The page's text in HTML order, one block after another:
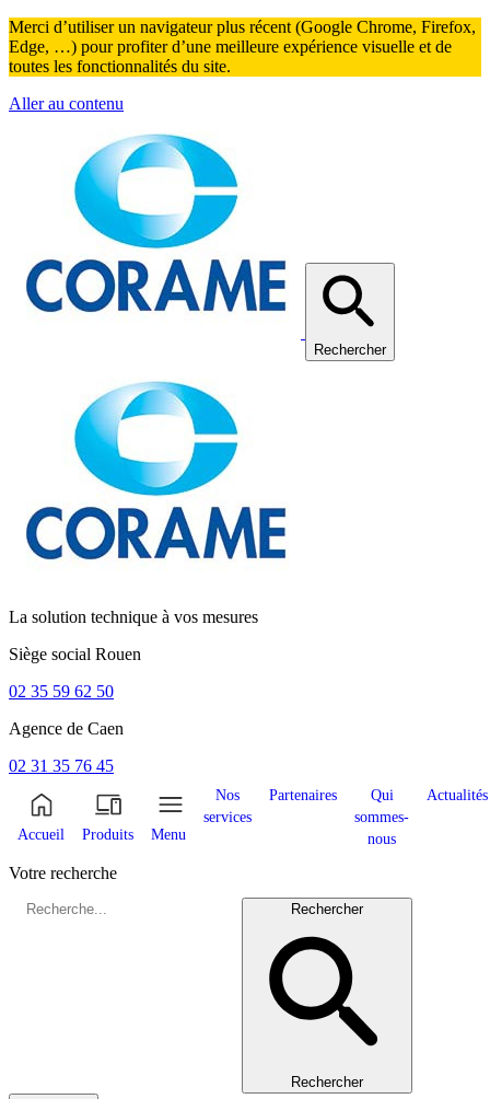
Merci d’utiliser un navigateur plus récent (Google Chrome, Firefox,
Edge, …) pour profiter d’une meilleure expérience visuelle et de
toutes les fonctionnalités du site.
Aller au contenu
Rechercher
La solution technique à vos mesures
Siège social Rouen
02 35 59 62 50
Agence de Caen
02 31 35 76 45
Accueil Produits Menu
Nos
services
Partenaires
Qui
sommes-
nous
Actualités
Votre recherche
Rechercher
Rechercher